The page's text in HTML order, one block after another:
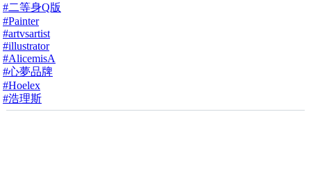
#二等身Q版
#Painter
#artvsartist
#illustrator
#AlicemisA
#心夢品牌
#Hoelex
#浩理斯